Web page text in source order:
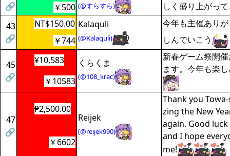
🔗
(@すらすら)
しく盛り上がっ
￥500
43
🔗
NT$150.00 Kalaquli
(@Kalaquli)
今年も主催あり
しんでいこう
￥744
45
🔗
¥10,583 くらくま
(@108_krac)
新春ゲーム祭開
ます。今年も楽
￥10583
47
🔗
₱2,500.00
Reijek
(@reijek990)
Thank you
zing the New
again. Good
and I hope
me!
￥6602